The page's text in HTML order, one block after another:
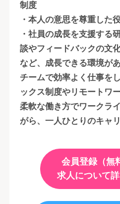
制度
・本人の意思を尊重した
・社員の成長を支援する
談やフィードバックの文
など、成長できる環境があ
チームで効率よく仕事を
ックス制度やリモートワ
柔軟な働き方でワークラ
がら、一人ひとりのキャ
会員登録（無
求人について